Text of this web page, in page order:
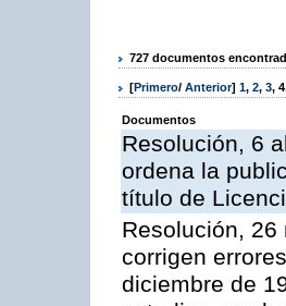
727 documentos
[Primero/ Anterior] 1, 2, 3, 4
Documentos
Resolución, 6
ordena la
título de
Resolución,
corrigen
diciembre de